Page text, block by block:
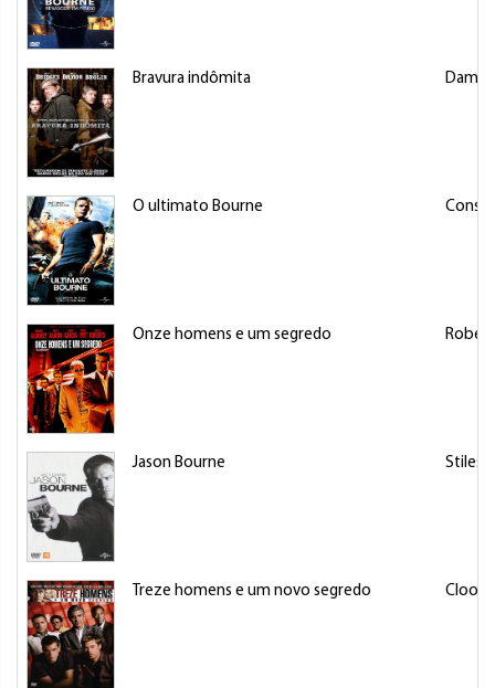
Bravura indômita
O ultimato Bourne
Onze homens e um segredo
Jason Bourne Stiles,
Treze homens e um novo segredo